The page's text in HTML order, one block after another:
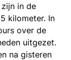
in de
kilometer. In
over de
uitgezet.
na gisteren